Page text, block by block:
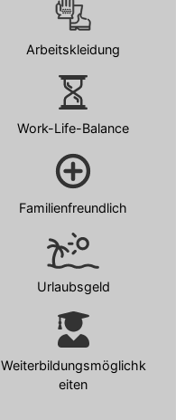
Arbeitskleidung
Work-Life-Balance
Familienfreundlich
Urlaubsgeld
Weiterbildungsmöglichk
eiten